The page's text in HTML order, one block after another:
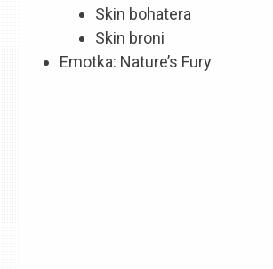
Skin bohatera
Skin broni
Emotka: Nature’s Fury